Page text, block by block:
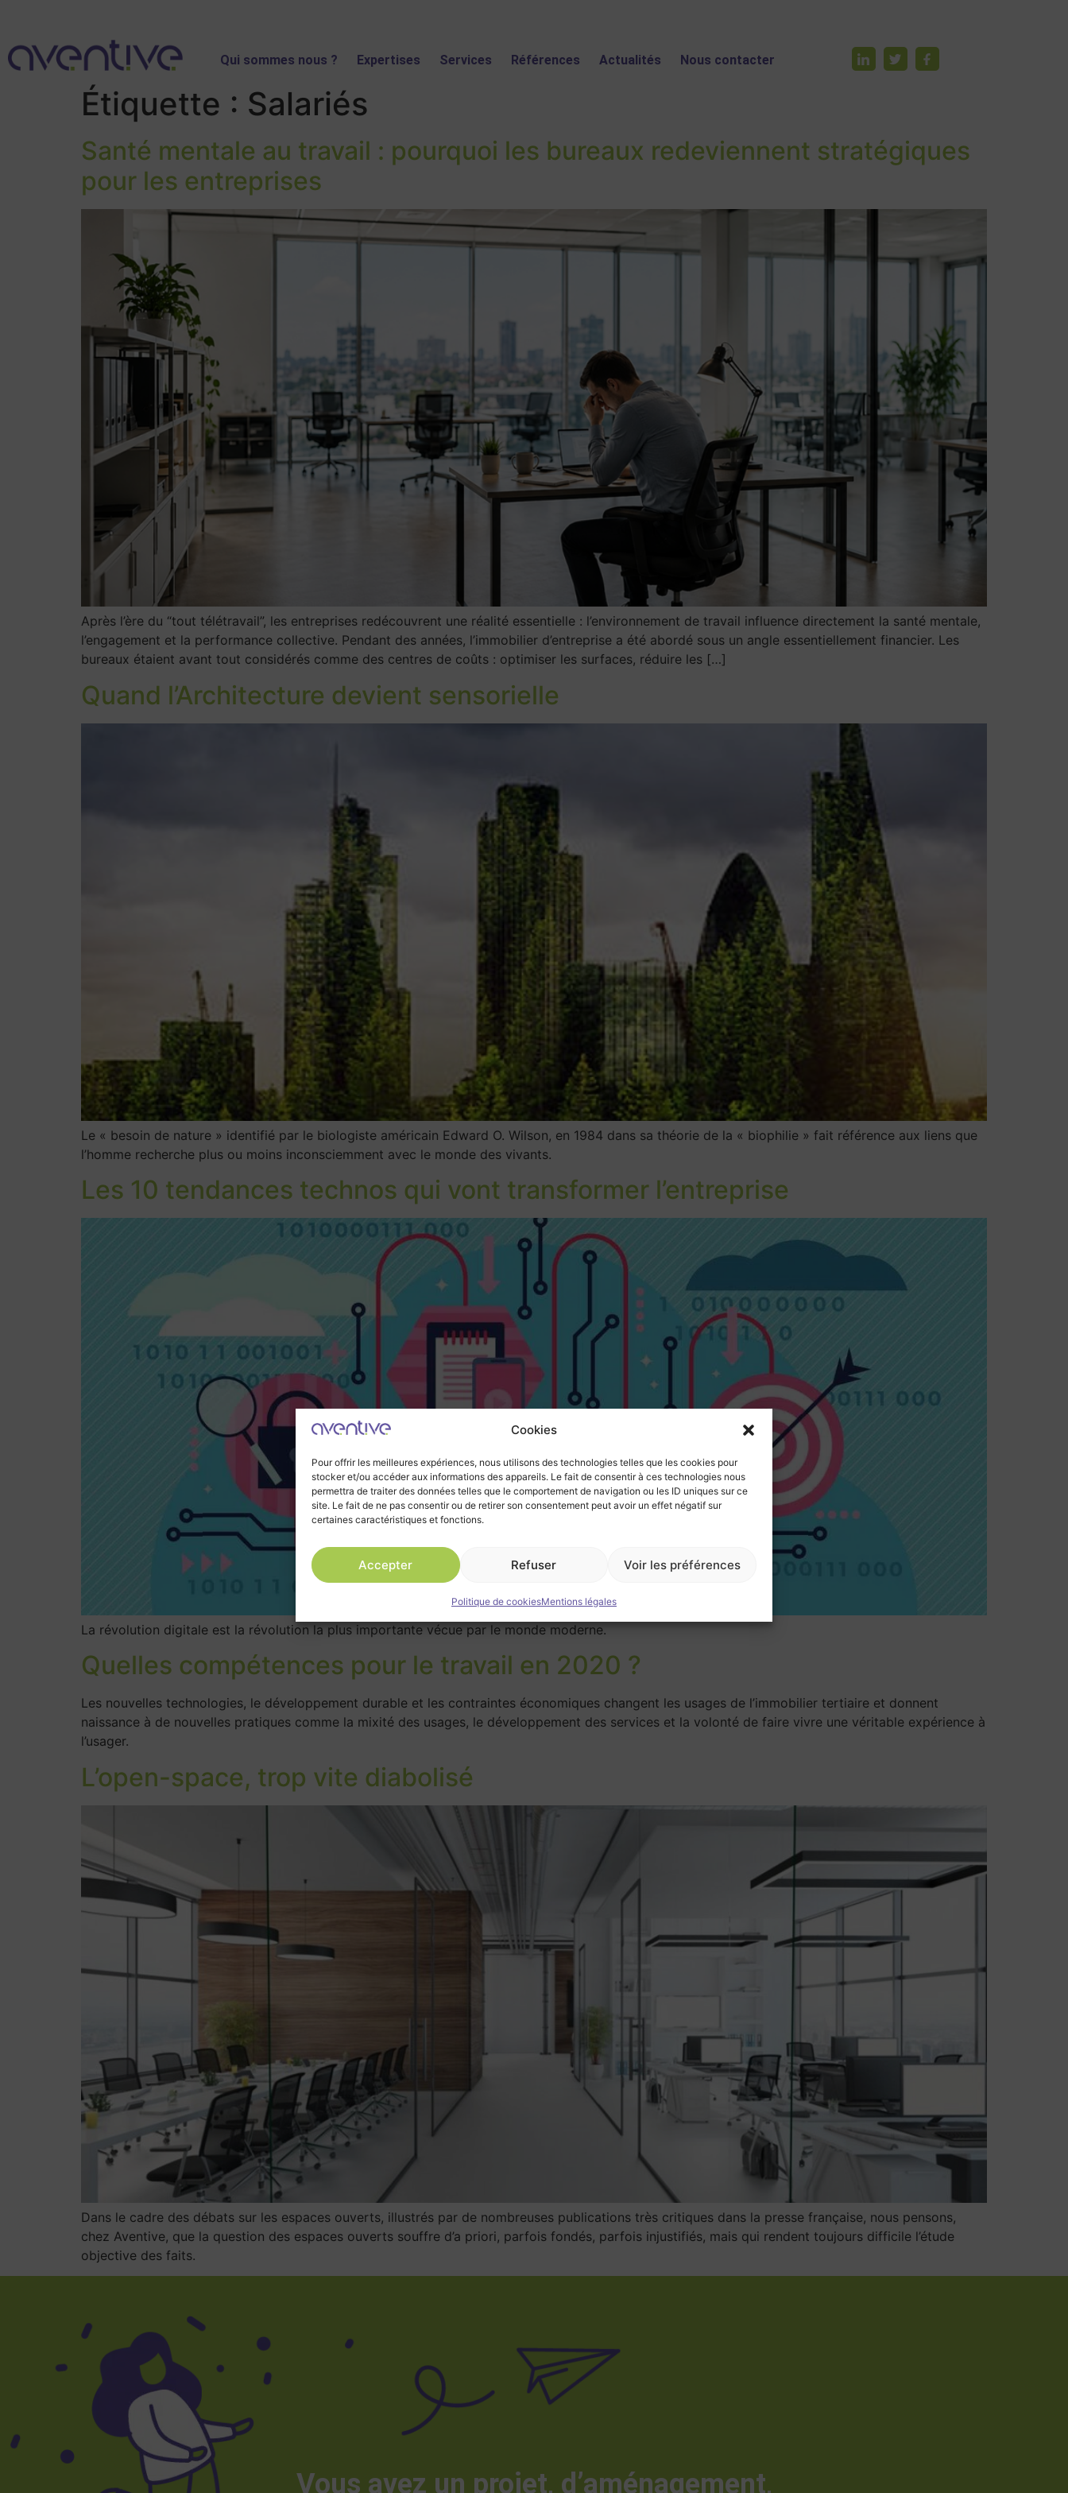
Cookies
Pour offrir les meilleures expériences, nous utilisons des technologies telles que les cookies pour
stocker et/ou accéder aux informations des appareils. Le fait de consentir à ces technologies nous
permettra de traiter des données telles que le comportement de navigation ou les ID uniques sur ce
site. Le fait de ne pas consentir ou de retirer son consentement peut avoir un effet négatif sur
certaines caractéristiques et fonctions.
Accepter Refuser Voir les préférences
Politique de cookiesMentions légales
Qui sommes nous ? Expertises Services Références Actualités Nous contacter
Étiquette : Salariés
Santé mentale au travail : pourquoi les bureaux redeviennent stratégiques
pour les entreprises
Après l’ère du “tout télétravail”, les entreprises redécouvrent une réalité essentielle : l’environnement de travail influence directement la santé mentale,
l’engagement et la performance collective. Pendant des années, l’immobilier d’entreprise a été abordé sous un angle essentiellement financier. Les
bureaux étaient avant tout considérés comme des centres de coûts : optimiser les surfaces, réduire les […]
Quand l’Architecture devient sensorielle
Le « besoin de nature » identifié par le biologiste américain Edward O. Wilson, en 1984 dans sa théorie de la « biophilie » fait référence aux liens que
l’homme recherche plus ou moins inconsciemment avec le monde des vivants.
Les 10 tendances technos qui vont transformer l’entreprise
La révolution digitale est la révolution la plus importante vécue par le monde moderne.
Quelles compétences pour le travail en 2020 ?
Les nouvelles technologies, le développement durable et les contraintes économiques changent les usages de l’immobilier tertiaire et donnent
naissance à de nouvelles pratiques comme la mixité des usages, le développement des services et la volonté de faire vivre une véritable expérience à
l’usager.
L’open-space, trop vite diabolisé
Dans le cadre des débats sur les espaces ouverts, illustrés par de nombreuses publications très critiques dans la presse française, nous pensons,
chez Aventive, que la question des espaces ouverts souffre d’a priori, parfois fondés, parfois injustifiés, mais qui rendent toujours difficile l’étude
objective des faits.
Vous avez un projet, d’aménagement,